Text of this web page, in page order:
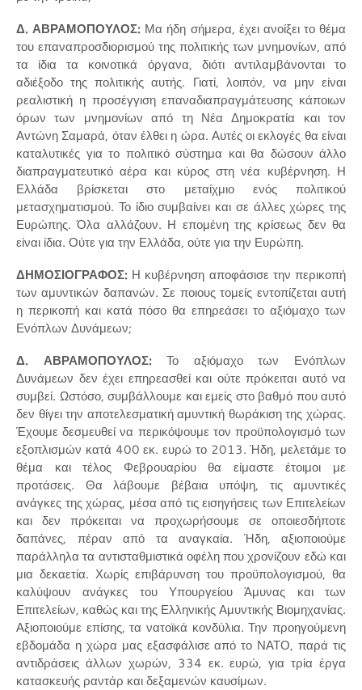
Δ. ΑΒΡΑΜΟΠΟΥΛΟΣ: Μα ήδη σήμερα, έχει ανοίξει το θέμα
του επαναπροσδιορισμού της πολιτικής των μνημονίων, από
τα ίδια τα κοινοτικά όργανα, διότι αντιλαμβάνονται το
αδιέξοδο της πολιτικής αυτής. Γιατί, λοιπόν, να μην είναι
ρεαλιστική η προσέγγιση επαναδιαπραγμάτευσης κάποιων
όρων των μνημονίων από τη Νέα Δημοκρατία και τον
Αντώνη Σαμαρά, όταν έλθει η ώρα. Αυτές οι εκλογές θα είναι
καταλυτικές για το πολιτικό σύστημα και θα δώσουν άλλο
διαπραγματευτικό αέρα και κύρος στη νέα κυβέρνηση. Η
Ελλάδα βρίσκεται στο μεταίχμιο ενός πολιτικού
μετασχηματισμού. Το ίδιο συμβαίνει και σε άλλες χώρες της
Ευρώπης. Όλα αλλάζουν. Η επομένη της κρίσεως δεν θα
είναι ίδια. Ούτε για την Ελλάδα, ούτε για την Ευρώπη.
ΔΗΜΟΣΙΟΓΡΑΦΟΣ: Η κυβέρνηση αποφάσισε την περικοπή
των αμυντικών δαπανών. Σε ποιους τομείς εντοπίζεται αυτή
η περικοπή και κατά πόσο θα επηρεάσει το αξιόμαχο των
Ενόπλων Δυνάμεων;
Δ. ΑΒΡΑΜΟΠΟΥΛΟΣ:Το αξιόμαχο των Ενόπλων
Δυνάμεων δεν έχει επηρεασθεί και ούτε πρόκειται αυτό να
συμβεί. Ωστόσο, συμβάλλουμε και εμείς στο βαθμό που αυτό
δεν θίγει την αποτελεσματική αμυντική θωράκιση της χώρας.
Έχουμε δεσμευθεί να περικόψουμε τον προϋπολογισμό των
εξοπλισμών κατά 400 εκ. ευρώ το 2013. Ήδη, μελετάμε το
θέμα και τέλος Φεβρουαρίου θα είμαστε έτοιμοι με
προτάσεις. Θα λάβουμε βέβαια υπόψη, τις αμυντικές
ανάγκες της χώρας, μέσα από τις εισηγήσεις των Επιτελείων
και δεν πρόκειται να προχωρήσουμε σε οποιεσδήποτε
δαπάνες, πέραν από τα αναγκαία. Ήδη, αξιοποιούμε
παράλληλα τα αντισταθμιστικά οφέλη που χρονίζουν εδώ και
μια δεκαετία. Χωρίς επιβάρυνση του προϋπολογισμού, θα
καλύψουν ανάγκες του Υπουργείου Άμυνας και των
Επιτελείων, καθώς και της Ελληνικής Αμυντικής Βιομηχανίας.
Αξιοποιούμε επίσης, τα νατοϊκά κονδύλια. Την προηγούμενη
εβδομάδα η χώρα μας εξασφάλισε από το ΝΑΤΟ, παρά τις
αντιδράσεις άλλων χωρών, 334 εκ. ευρώ, για τρία έργα
κατασκευής ραντάρ και δεξαμενών καυσίμων.